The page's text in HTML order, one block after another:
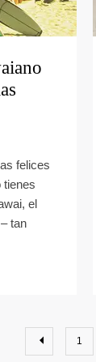
felices
tienes
el
tan
1